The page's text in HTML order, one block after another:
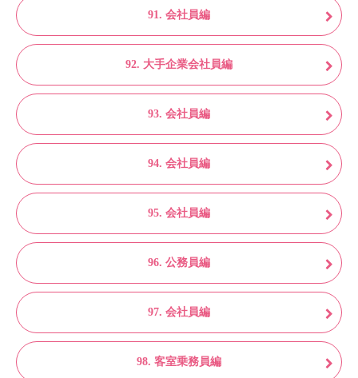
91. 会社員編
92. 大手企業会社員編
93. 会社員編
94. 会社員編
95. 会社員編
96. 公務員編
97. 会社員編
98. 客室乗務員編